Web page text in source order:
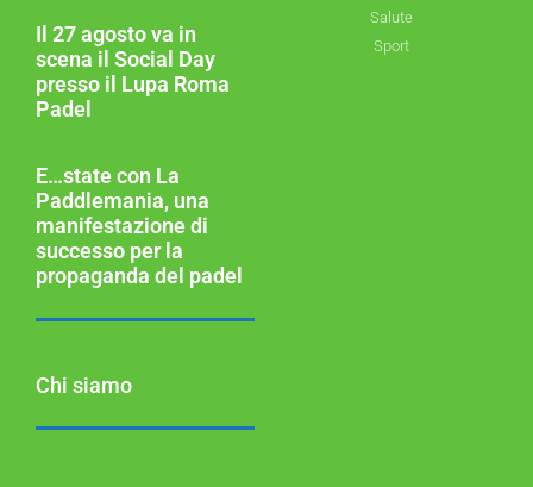
Il 27 agosto va in
scena il Social Day
presso il Lupa Roma
Padel
E…state con La
Paddlemania, una
manifestazione di
successo per la
propaganda del padel
Salute
Sport
Chi siamo